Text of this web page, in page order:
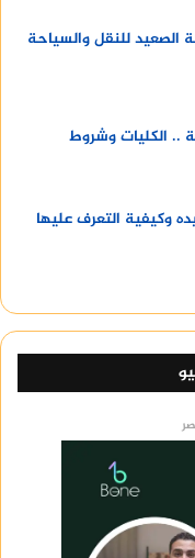
الصعيد للنقل والسياحة
.. الكليات وشروط
وكيفية التعرف عليها